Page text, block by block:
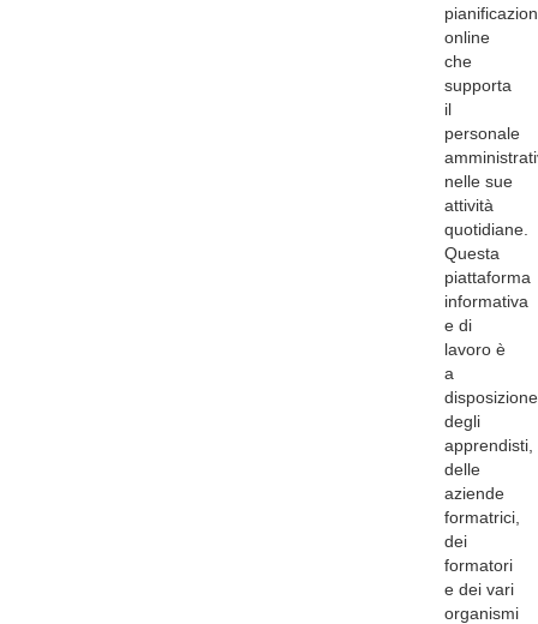
online
che
supporta
il
personale
nelle sue
attività
quotidiane.
Questa
piattaforma
informativa
e di
lavoro è
a
disposizione
degli
apprendisti,
delle
aziende
formatrici,
dei
formatori
e dei vari
organismi